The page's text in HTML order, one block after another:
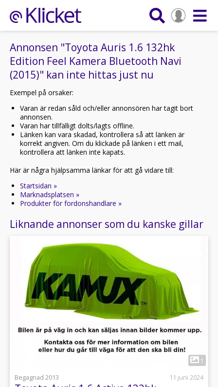
Annonsen "Toyota Auris 1.6 132hk
Edition Feel Kamera Bluetooth Navi
(2015)" kan inte hittas just nu
Exempel på orsaker:
Varan är redan såld och/eller annonsören har tagit bort
annonsen.
Varan har tillfälligt dolts/lagts offline.
Länken kan vara skadad, kontrollera så att länken är
korrekt angiven. Om du klickade på länken i ett mail,
kontrollera att länken inte kapats.
Här är några hjälpsamma länkar för att gå vidare till:
Startsidan »
Marknadsplatsen »
Produkter för fordonshandlare »
Liknande annonser som du kanske gillar
1
Begagnad 2013
11 juni 2024